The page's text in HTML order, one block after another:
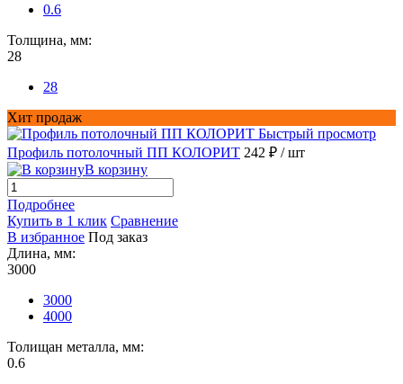
0.6
Толщина, мм:
28
28
Хит продаж
Быстрый просмотр
Профиль потолочный ПП КОЛОРИТ 242 ₽ / шт
В корзину
Подробнее
Купить в 1 клик Сравнение
В избранное Под заказ
Длина, мм:
3000
3000
4000
Толищан металла, мм:
0.6